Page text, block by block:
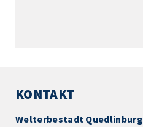
KONTAKT
Welterbestadt Quedlinburg